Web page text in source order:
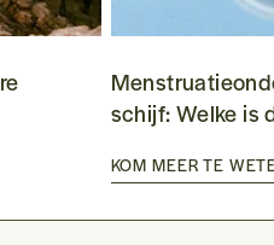
schijf: Welke is
KOM MEER TE